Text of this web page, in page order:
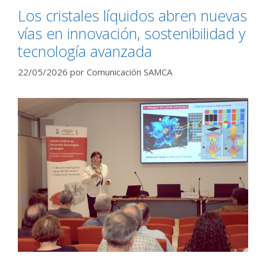
Los cristales líquidos abren nuevas
vías en innovación, sostenibilidad y
tecnología avanzada
22/05/2026 por Comunicación SAMCA